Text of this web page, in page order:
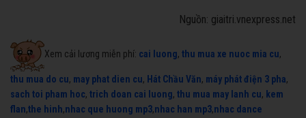
Nguồn: giaitri.vnexpress.net
Xem cải lương miễn phí: cai luong, thu mua xe nuoc mia cu,
thu mua do cu, may phat dien cu, Hát Chầu Văn, máy phát điện 3 pha,
sach toi pham hoc, trich doan cai luong, thu mua may lanh cu, kem
flan,the hinh,nhac que huong mp3,nhac han mp3,nhac dance